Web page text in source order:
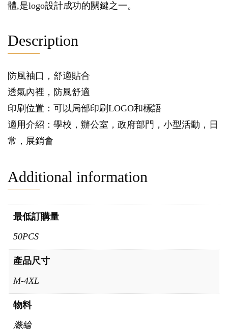
體,是logo設計成功的關鍵之一。
Description
防風袖口，舒適貼合
透氣內裡，防風舒適
印刷位置：可以局部印刷LOGO和標語
適用介紹：學校，辦公室，政府部門，小型活動，日
常，展銷會
Additional information
最低訂購量
50PCS
產品尺寸
M-4XL
物料
滌綸